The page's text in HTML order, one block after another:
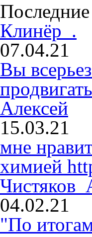
Клинёр .
07.04.21
Вы
Алексей
15.03.21
мне
химией
Чистяков
04.02.21
"По